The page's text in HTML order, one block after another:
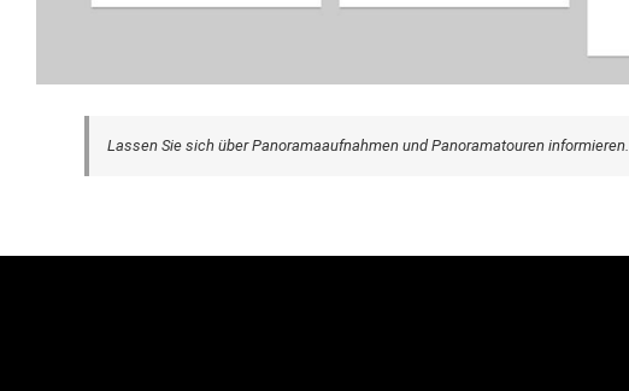
Lassen Sie sich über Panoramaaufnahmen und Panoramatouren informieren.